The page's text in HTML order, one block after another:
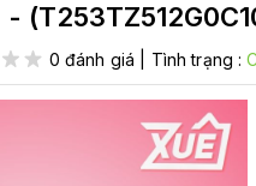
0 đánh giá Tình trạng :